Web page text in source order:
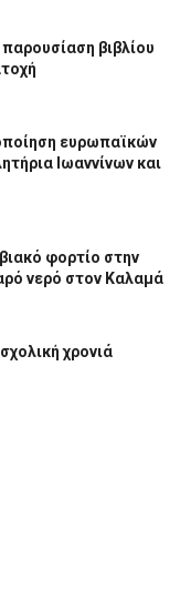
βιβλίου
ευρωπαϊκών
Ιωαννίνων και
φορτίο στην
νερό στον Καλαμά
χρονιά